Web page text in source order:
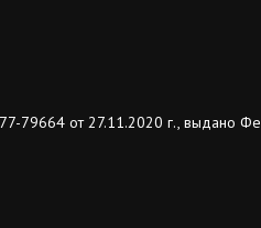
от 27.11.2020 г., выдано